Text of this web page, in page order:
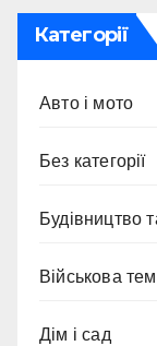
Категорії
Авто і мото
Без категорії
Будівництво
Військова
Дім і сад